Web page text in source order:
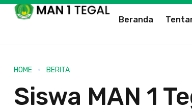
Beranda
HOME BERITA
Siswa MAN 1